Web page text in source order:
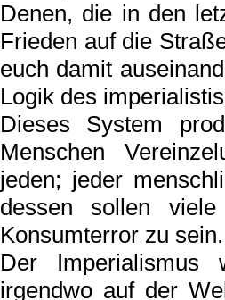
Denen, die in den
Frieden auf die
euch damit
Logik des
Dieses System
Menschen
jeden; jeder
dessen sollen
Konsumterror zu sein.
Der
irgendwo auf der